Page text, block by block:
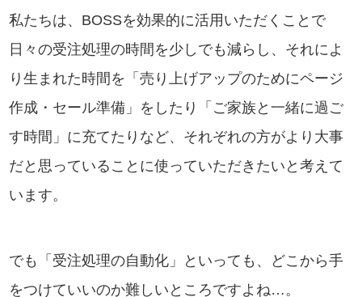
私たちは、BOSSを効果的に活用いただくことで
日々の受注処理の時間を少しでも減らし、それによ
り生まれた時間を「売り上げアップのためにページ
作成・セール準備」をしたり「ご家族と一緒に過ご
す時間」に充てたりなど、それぞれの方がより大事
だと思っていることに使っていただきたいと考えて
います。
でも「受注処理の自動化」といっても、どこから手
をつけていいのか難しいところですよね…。